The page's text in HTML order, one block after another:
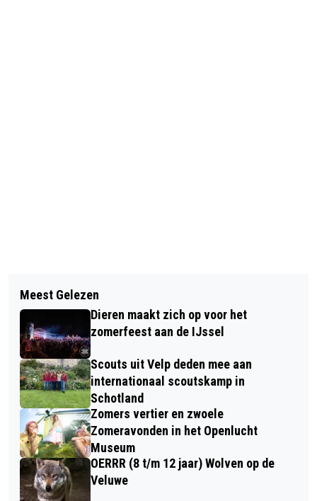
ORGANISATOREN EN VRIJWILLIGERS
75 JAAR VRIJHEID KUNNEN REKENEN
OP STEUN PROVINCIE
TEAM PA FOCUST ZICH OP 2021 NA
ANNULEREN ALPE D' HUZES 2020
Meest Gelezen
Dieren maakt zich op voor het
zomerfeest aan de IJssel
Scouts uit Velp deden mee aan
internationaal scoutskamp in
Schotland
Zomers vertier en zwoele
Zomeravonden in het Openlucht
Museum
OERRR (8 t/m 12 jaar) Wolven op de
Veluwe